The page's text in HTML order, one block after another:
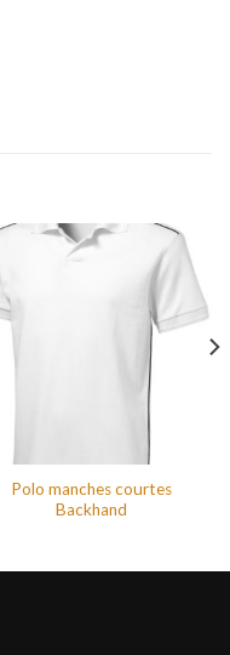
Polo manches courtes
Backhand